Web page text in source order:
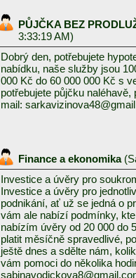
PŮJČKA BEZ
3:33:19 AM)
Dobrý den, potřebujete
nabídku, naše služby jsou
000 Kč do 60 000 000 Kč s
potřebujete půjčku
mail:
Finance a ekonomika (
Investice a úvěry pro
Investice a úvěry pro
podnikání, ať už se jedná o
vám ale nabízí podmínky,
nabízím úvěry od 20 000 do
platit měsíčně spravedlivé,
ještě dnes a sdělte nám,
vám pomoci do několika